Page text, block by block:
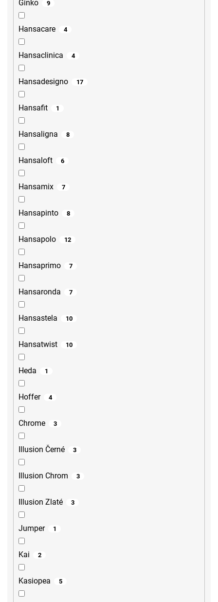
Ginko 9
Hansacare 4
Hansaclinica 4
Hansadesigno 17
Hansafit 1
Hansaligna 8
Hansaloft 6
Hansamix 7
Hansapinto 8
Hansapolo 12
Hansaprimo 7
Hansaronda 7
Hansastela 10
Hansatwist 10
Heda 1
Hoffer 4
Chrome 3
Illusion Černé 3
Illusion Chrom 3
Illusion Zlaté 3
Jumper 1
Kai 2
Kasiopea 5